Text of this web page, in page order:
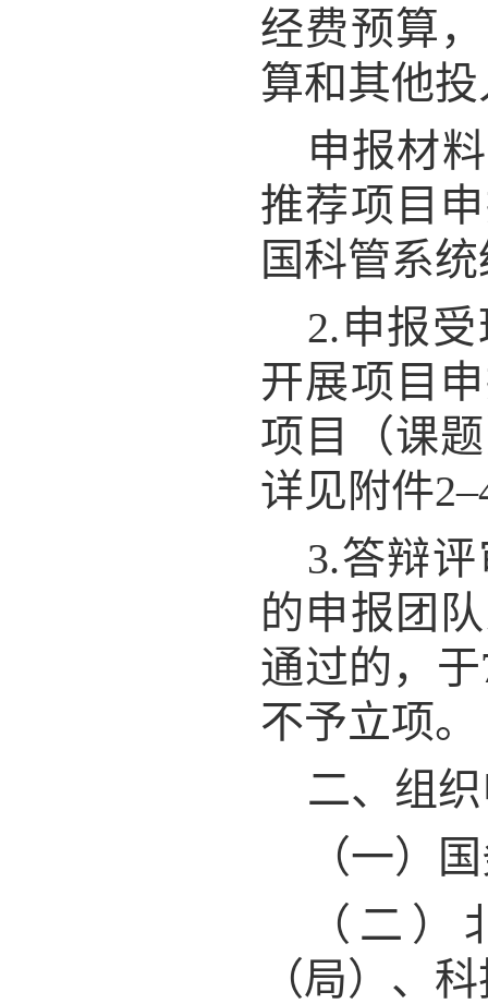
经费预算
算和其他
申报材
推荐项目
国科管系
2.申报
开展项目
项目（课
详见附件2–
3.答辩
的申报团
通过的，
不予立项。
二、组
（一）
（二
（局）、